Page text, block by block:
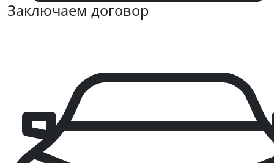
Заключаем договор